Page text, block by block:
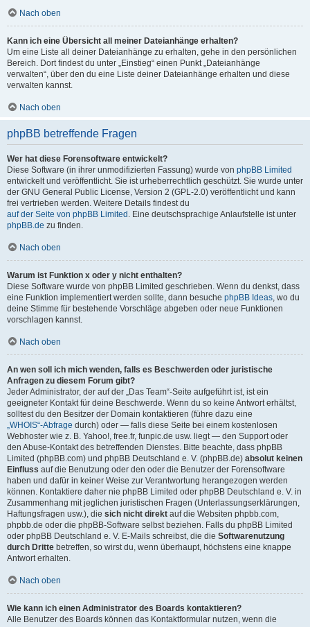
Nach oben
Kann ich eine Übersicht all meiner Dateianhänge erhalten?
Um eine Liste all deiner Dateianhänge zu erhalten, gehe in den persönlichen
Bereich. Dort findest du unter „Einstieg“ einen Punkt „Dateianhänge
verwalten“, über den du eine Liste deiner Dateianhänge erhalten und diese
verwalten kannst.
Nach oben
phpBB betreffende Fragen
Wer hat diese Forensoftware entwickelt?
Diese Software (in ihrer unmodifizierten Fassung) wurde von phpBB Limited
entwickelt und veröffentlicht. Sie ist urheberrechtlich geschützt. Sie wurde unter
der GNU General Public License, Version 2 (GPL-2.0) veröffentlicht und kann
frei vertrieben werden. Weitere Details findest du
auf der Seite von phpBB Limited . Eine deutschsprachige Anlaufstelle ist unter
phpBB.de zu finden.
Nach oben
Warum ist Funktion x oder y nicht enthalten?
Diese Software wurde von phpBB Limited geschrieben. Wenn du denkst, dass
eine Funktion implementiert werden sollte, dann besuche phpBB Ideas, wo du
deine Stimme für bestehende Vorschläge abgeben oder neue Funktionen
vorschlagen kannst.
Nach oben
An wen soll ich mich wenden, falls es Beschwerden oder juristische
Anfragen zu diesem Forum gibt?
Jeder Administrator, der auf der „Das Team“-Seite aufgeführt ist, ist ein
geeigneter Kontakt für deine Beschwerde. Wenn du so keine Antwort erhältst,
solltest du den Besitzer der Domain kontaktieren (führe dazu eine
„WHOIS“-Abfrage durch) oder — falls diese Seite bei einem kostenlosen
Webhoster wie z. B. Yahoo!, free.fr, funpic.de usw. liegt — den Support oder
den Abuse-Kontakt des betreffenden Dienstes. Bitte beachte, dass phpBB
Limited (phpBB.com) und phpBB Deutschland e. V. (phpBB.de) absolut keinen
Einfluss auf die Benutzung oder den oder die Benutzer der Forensoftware
haben und dafür in keiner Weise zur Verantwortung herangezogen werden
können. Kontaktiere daher nie phpBB Limited oder phpBB Deutschland e. V. in
Zusammenhang mit jeglichen juristischen Fragen (Unterlassungserklärungen,
Haftungsfragen usw.), die sich nicht direkt auf die Websiten phpbb.com,
phpbb.de oder die phpBB-Software selbst beziehen. Falls du phpBB Limited
oder phpBB Deutschland e. V. E-Mails schreibst, die die Softwarenutzung
durch Dritte betreffen, so wirst du, wenn überhaupt, höchstens eine knappe
Antwort erhalten.
Nach oben
Wie kann ich einen Administrator des Boards kontaktieren?
Alle Benutzer des Boards können das Kontaktformular nutzen, wenn die